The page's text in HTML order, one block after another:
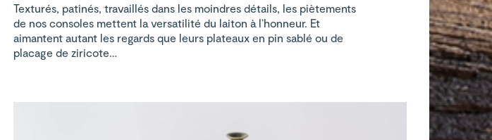
Texturés, patinés, travaillés dans les moindres détails, les piètements
de nos consoles mettent la versatilité du laiton à l’honneur. Et
aimantent autant les regards que leurs plateaux en pin sablé ou de
placage de ziricote…